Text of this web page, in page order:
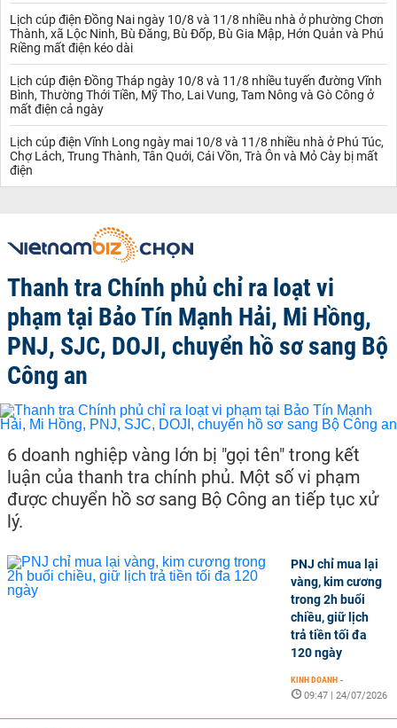
Lịch cúp điện Đồng Nai ngày 10/8 và 11/8 nhiều nhà ở phường Chơn
Thành, xã Lộc Ninh, Bù Đăng, Bù Đốp, Bù Gia Mập, Hớn Quản và Phú
Riềng mất điện kéo dài
Lịch cúp điện Đồng Tháp ngày 10/8 và 11/8 nhiều tuyến đường Vĩnh
Bình, Thường Thới Tiền, Mỹ Tho, Lai Vung, Tam Nông và Gò Công ở
mất điện cả ngày
Lịch cúp điện Vĩnh Long ngày mai 10/8 và 11/8 nhiều nhà ở Phú Túc,
Chợ Lách, Trung Thành, Tân Quới, Cái Vồn, Trà Ôn và Mỏ Cày bị mất
điện
Thanh tra Chính phủ chỉ ra loạt vi
phạm tại Bảo Tín Mạnh Hải, Mi Hồng,
PNJ, SJC, DOJI, chuyển hồ sơ sang Bộ
Công an
6 doanh nghiệp vàng lớn bị "gọi tên" trong kết
luận của thanh tra chính phủ. Một số vi phạm
được chuyển hồ sơ sang Bộ Công an tiếp tục xử
lý.
PNJ chỉ mua lại
vàng, kim cương
trong 2h buổi
chiều, giữ lịch
trả tiền tối đa
120 ngày
KINH DOANH -
09:47 | 24/07/2026